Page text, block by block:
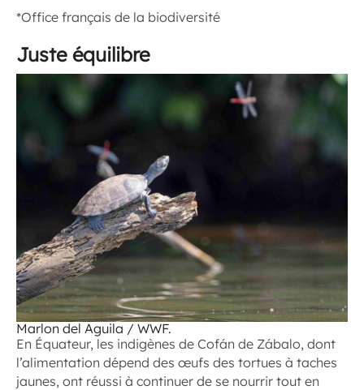
*Office français de la biodiversité
Juste équilibre
Marlon del Aguila / WWF.
En Équateur, les indigènes de Cofán de Zábalo, dont
l’alimentation dépend des œufs des tortues à taches
jaunes, ont réussi à continuer de se nourrir tout en